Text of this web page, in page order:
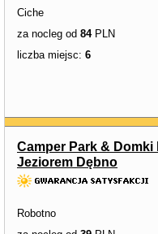
Ciche
za nocleg od 84PLN
liczba miejsc: 6
Camper Park &
Jeziorem Dębno
Robotno